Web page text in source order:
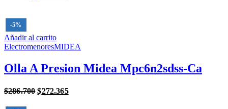
-5%
Añadir al carrito
​ElectromenoresMIDEA
Olla A Presion Midea Mpc6n2sdss-Ca
$286.700 Original
$272.365Current